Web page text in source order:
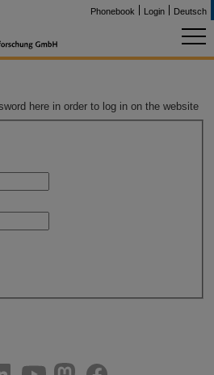
Phonebook Login Deutsch
here in order to log in on the website
facebook